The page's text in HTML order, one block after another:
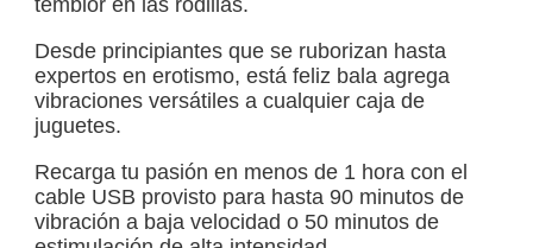
temblor en las rodillas.
Desde principiantes que se ruborizan hasta
expertos en erotismo, está feliz bala agrega
vibraciones versátiles a cualquier caja de
juguetes.
Recarga tu pasión en menos de 1 hora con el
cable USB provisto para hasta 90 minutos de
vibración a baja velocidad o 50 minutos de